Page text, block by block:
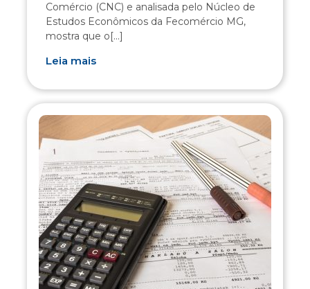
Comércio (CNC) e analisada pelo Núcleo de
Estudos Econômicos da Fecomércio MG,
mostra que o[...]
Leia mais